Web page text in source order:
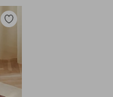
Toevoegen